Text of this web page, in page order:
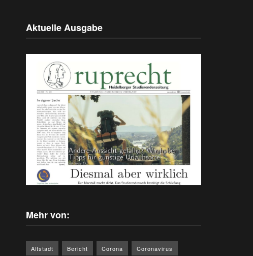
Aktuelle Ausgabe
Mehr von:
Altstadt Bericht Corona Coronavirus